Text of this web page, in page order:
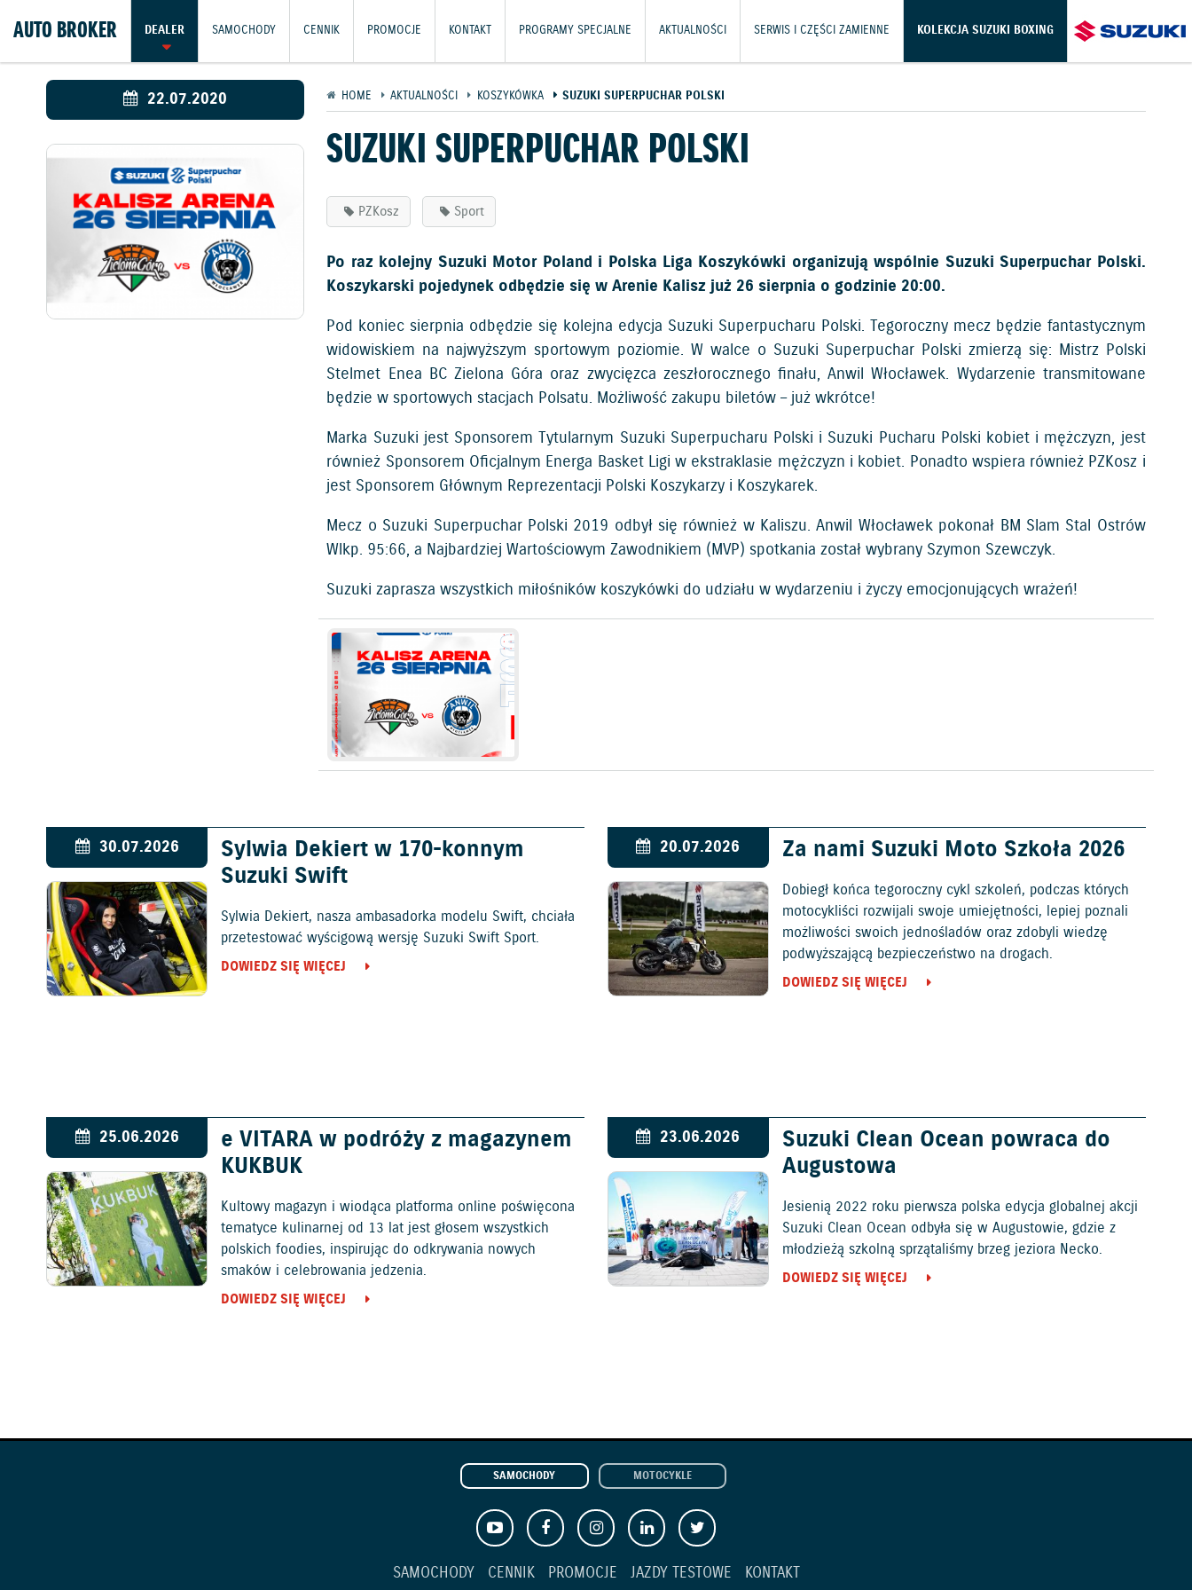
AUTO BROKER DEALER SAMOCHODY CENNIK PROMOCJE KONTAKT PROGRAMY SPECJALNE AKTUALNOŚCI SERWIS I CZĘŚCI ZAMIENNE KOLEKCJA SUZUKI BOXING
22.07.2020 HOME AKTUALNOŚCI KOSZYKÓWKA SUZUKI SUPERPUCHAR POLSKI
SUZUKI SUPERPUCHAR POLSKI
PZKosz Sport
Po raz kolejny Suzuki Motor Poland i Polska Liga Koszykówki organizują wspólnie Suzuki Superpuchar Polski.
Koszykarski pojedynek odbędzie się w Arenie Kalisz już 26 sierpnia o godzinie 20:00.
Pod koniec sierpnia odbędzie się kolejna edycja Suzuki Superpucharu Polski. Tegoroczny mecz będzie fantastycznym
widowiskiem na najwyższym sportowym poziomie. W walce o Suzuki Superpuchar Polski zmierzą się: Mistrz Polski
Stelmet Enea BC Zielona Góra oraz zwycięzca zeszłorocznego finału, Anwil Włocławek. Wydarzenie transmitowane
będzie w sportowych stacjach Polsatu. Możliwość zakupu biletów – już wkrótce!
Marka Suzuki jest Sponsorem Tytularnym Suzuki Superpucharu Polski i Suzuki Pucharu Polski kobiet i mężczyzn, jest
również Sponsorem Oficjalnym Energa Basket Ligi w ekstraklasie mężczyzn i kobiet. Ponadto wspiera również PZKosz i
jest Sponsorem Głównym Reprezentacji Polski Koszykarzy i Koszykarek.
Mecz o Suzuki Superpuchar Polski 2019 odbył się również w Kaliszu. Anwil Włocławek pokonał BM Slam Stal Ostrów
Wlkp. 95:66, a Najbardziej Wartościowym Zawodnikiem (MVP) spotkania został wybrany Szymon Szewczyk.
Suzuki zaprasza wszystkich miłośników koszykówki do udziału w wydarzeniu i życzy emocjonujących wrażeń!
30.07.2026
Sylwia Dekiert w 170-konnym
Suzuki Swift
Sylwia Dekiert, nasza ambasadorka modelu Swift, chciała
przetestować wyścigową wersję Suzuki Swift Sport.
DOWIEDZ SIĘ WIĘCEJ
20.07.2026 Za nami Suzuki Moto Szkoła 2026
Dobiegł końca tegoroczny cykl szkoleń, podczas których
motocykliści rozwijali swoje umiejętności, lepiej poznali
możliwości swoich jednośladów oraz zdobyli wiedzę
podwyższającą bezpieczeństwo na drogach.
DOWIEDZ SIĘ WIĘCEJ
25.06.2026
e VITARA w podróży z magazynem
KUKBUK
Kultowy magazyn i wiodąca platforma online poświęcona
tematyce kulinarnej od 13 lat jest głosem wszystkich
polskich foodies, inspirując do odkrywania nowych
smaków i celebrowania jedzenia.
DOWIEDZ SIĘ WIĘCEJ
23.06.2026
Suzuki Clean Ocean powraca do
Augustowa
Jesienią 2022 roku pierwsza polska edycja globalnej akcji
Suzuki Clean Ocean odbyła się w Augustowie, gdzie z
młodzieżą szkolną sprzątaliśmy brzeg jeziora Necko.
DOWIEDZ SIĘ WIĘCEJ
SAMOCHODY MOTOCYKLE
SAMOCHODY CENNIK PROMOCJE JAZDY TESTOWE KONTAKT